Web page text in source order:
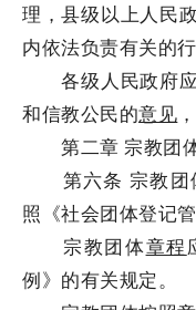
理，县级以上人民
内依法负责有关的
各级人民政府应
和信教公民的意见
第二章 宗教团
第六条 宗教团
照《社会团体登记
宗教团体章程
例》的有关规定。